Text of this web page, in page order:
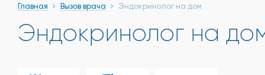
Главная Вызов врача Эндокринолог на дом
Эндокринолог на